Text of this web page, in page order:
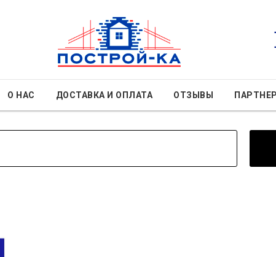
О НАС ДОСТАВКА И ОПЛАТА ОТЗЫВЫ